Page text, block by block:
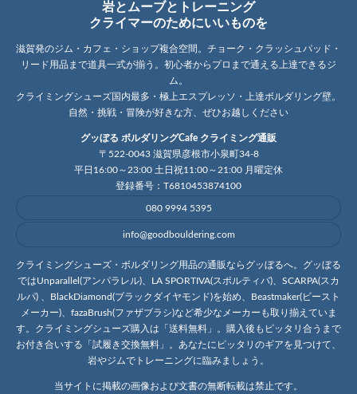
岩とムーブとトレーニング
クライマーのためにいいものを
滋賀発のジム・カフェ・ショップ複合空間。チョーク・クラッシュパッド・
リード用品まで道具一式が揃う。初心者からプロまで通える上達できるジ
ム。
クライミングシューズ国内最多・極上エスプレッソ・上達ボルダリング壁。
自然・挑戦・冒険が好きな方、ぜひお越しください
グッぼる ボルダリングCafe クライミング通販
〒522-0043 滋賀県彦根市小泉町34-8
平日16:00～23:00 土日祝11:00～21:00 月曜定休
登録番号：T6810453874100
080 9994 5395
info@goodbouldering.com
クライミングシューズ・ボルダリング用品の通販ならグッぼるへ。グッぼる
ではUnparallel(アンパラレル)、LA SPORTIVA(スポルティバ)、SCARPA(スカ
ルパ) 、BlackDiamond(ブラックダイヤモンド)を始め、Beastmaker(ビースト
メーカー)、fazaBrush(ファザブラシ)など希少なメーカーも取り揃えていま
す。クライミングシューズ購入は「送料無料」。購入後もピッタリ合うまで
お付き合いする「試履き交換無料」。あなたにピッタリのギアを見つけて、
岩やジムでトレーニングに臨みましょう。
当サイトに掲載の画像および文書の無断転載は禁止です。